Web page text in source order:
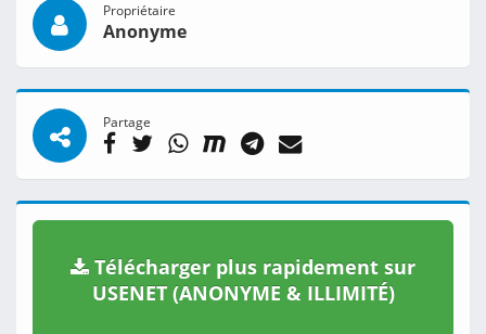
Propriétaire
Anonyme
Partage
Télécharger plus rapidement sur
USENET (ANONYME & ILLIMITÉ)